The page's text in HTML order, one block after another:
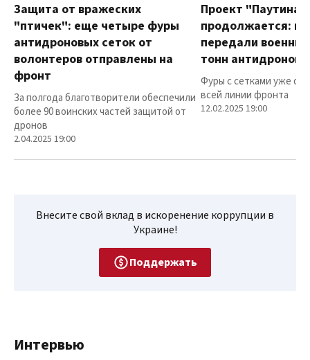
Защита от вражеских
"птичек": еще четыре фуры
антидроновых сеток от
волонтеров отправлены на
фронт
За полгода благотворители обеспечили
более 90 воинских частей защитой от
дронов
2.04.2025 19:00
Проект "Паутина"
продолжается:
передали
тонн
Фуры с сетками уже
всей линии фронта
12.02.2025 19:00
Внесите свой вклад в искоренение коррупции в
Украине!
Поддержать
Интервью